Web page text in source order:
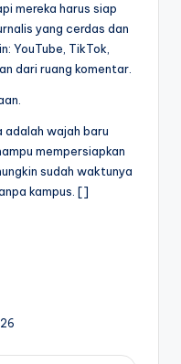
mereka harus siap
yang cerdas dan
YouTube, TikTok,
dari ruang komentar.
adalah wajah baru
mempersiapkan
sudah waktunya
kampus. []